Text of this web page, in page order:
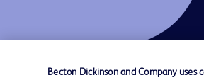
Becton Dickinson and Company uses